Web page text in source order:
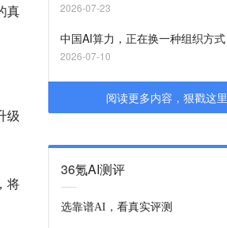
真
级
将
2026-07-23
中国AI算力，正在换一种组织方式
2026-07-10
阅读更多内容，狠戳这里
36氪AI测评
选靠谱AI，看真实评测